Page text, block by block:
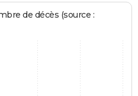
de décès (source :